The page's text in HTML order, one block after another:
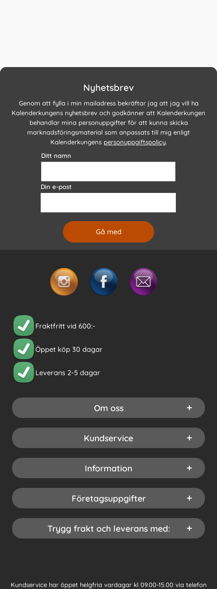
Nyhetsbrev
Genom att fylla i min mailadress bekräftar jag att jag vill ha
Kalenderkungens nyhetsbrev och godkänner att Kalenderkungen
behandlar mina personuppgifter för att kunna skicka
marknadsföringsmaterial som anpassats till mig enligt
Kalenderkungens personuppgiftspolicy.
Ditt namn
Din e-post
Fraktfritt vid 600:-
Öppet köp 30 dagar
Leverans 2-5 dagar
Om oss
Kundservice
Information
Företagsuppgifter
Trygg frakt och leverans med:
Kundservice har öppet helgfria vardagar kl 09.00-15.00 via telefon